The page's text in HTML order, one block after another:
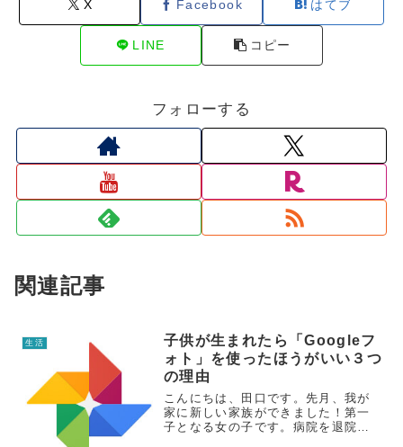
X Facebook はてブ
LINE コピー
フォローする
関連記事
生活
子供が生まれたら「Googleフ
ォト」を使ったほうがいい３つ
の理由
こんにちは、田口です。先月、我が
家に新しい家族ができました！第一
子となる女の子です。病院を退院し